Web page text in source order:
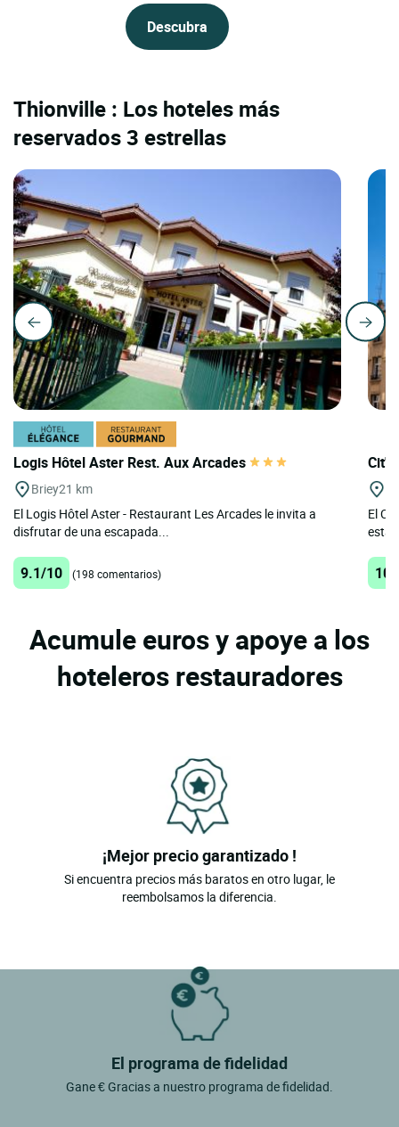
Descubra
Thionville : Los hoteles más
reservados 3 estrellas
Logis Hôtel Aster Rest. Aux Arcades
Briey21 km
El Logis Hôtel Aster - Restaurant Les Arcades le invita a
disfrutar de una escapada...
9.1/10 (198 comentarios)
El
Acumule euros y apoye a los
hoteleros restauradores
¡Mejor precio garantizado !
Si encuentra precios más baratos en otro lugar, le
reembolsamos la diferencia.
El programa de fidelidad
Gane € Gracias a nuestro programa de fidelidad.